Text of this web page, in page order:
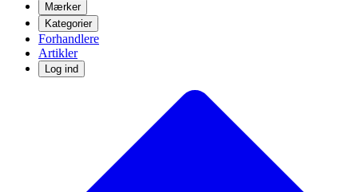
Mærker
Kategorier
Forhandlere
Artikler
Log ind